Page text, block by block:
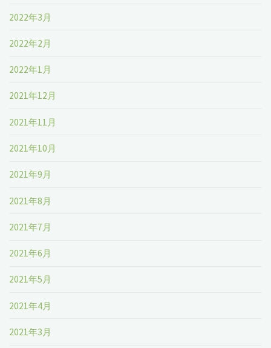
2022年3月
2022年2月
2022年1月
2021年12月
2021年11月
2021年10月
2021年9月
2021年8月
2021年7月
2021年6月
2021年5月
2021年4月
2021年3月